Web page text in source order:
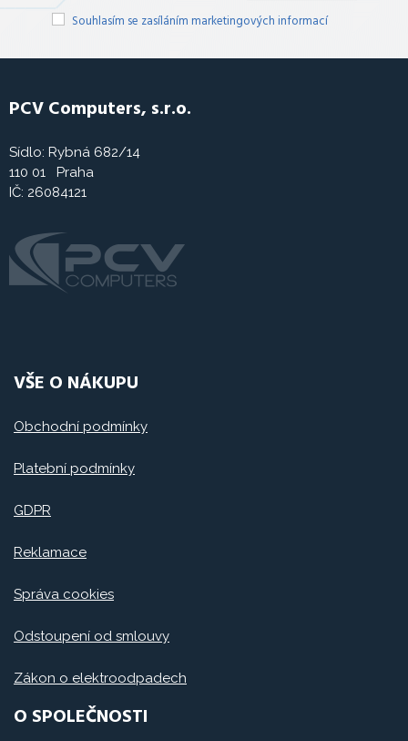
Souhlasím se zasíláním marketingových informací
PCV Computers, s.r.o.
Sídlo: Rybná 682/14
110 01 Praha
IČ: 26084121
VŠE O NÁKUPU
Obchodní podmínky
Platební podmínky
GDPR
Reklamace
Správa cookies
Odstoupení od smlouvy
Zákon o elektroodpadech
O SPOLEČNOSTI